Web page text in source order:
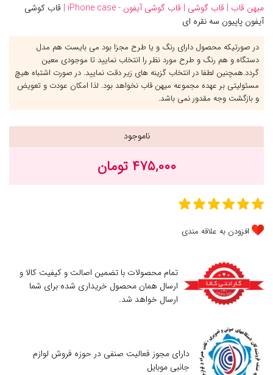
میهن قاب | قاب گوشی | قاب گوشی آیفون - iPhone case |
قاب کوشی
آیفون پاپیون سه نقره ای
در صورتیکه محصول دارای رنگ و یا طرح مجزا بود می بایست هم مدل
دستگاه و هم رنگ و طرح مورد نظر را انتخاب نمایید تا موجودی معین
گردد.همچنین لطفا در انتخاب گزینه های زیر دقت نمایید. در صورت اشتباه هیچ
مسئولیتی بر عهده مجموعه میهن قاب نخواهد بود. لذا امکان عودت و تعویض
و بازگشت وجه مقدور نمی باشد.
ناموجود
۴۷۵,۰۰۰ تومان
افزودن به علاقه مندی
تمام محصولات با تضمین اصالت و کیفیت کالا و
ارسال همان محصول خریداری شده برای شما
ارسال خواهد شد.
دارای مجوز فعالیت صنفی در حوزه فروش لوازم
جانبی موبایل